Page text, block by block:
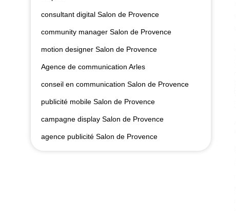
consultant digital Salon de Provence
community manager Salon de Provence
motion designer Salon de Provence
Agence de communication Arles
conseil en communication Salon de Provence
publicité mobile Salon de Provence
campagne display Salon de Provence
agence publicité Salon de Provence